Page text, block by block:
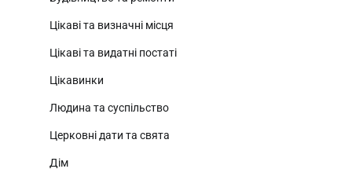
Цікаві та визначні місця
Цікаві та видатні постаті
Цікавинки
Людина та суспільство
Церковні дати та свята
Дім